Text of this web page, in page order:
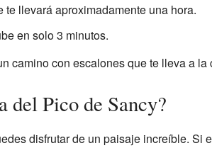
llevará aproximadamente una hora.
en solo 3 minutos.
camino con escalones que te lleva a la
del Pico de Sancy?
disfrutar de un paisaje increíble. Si